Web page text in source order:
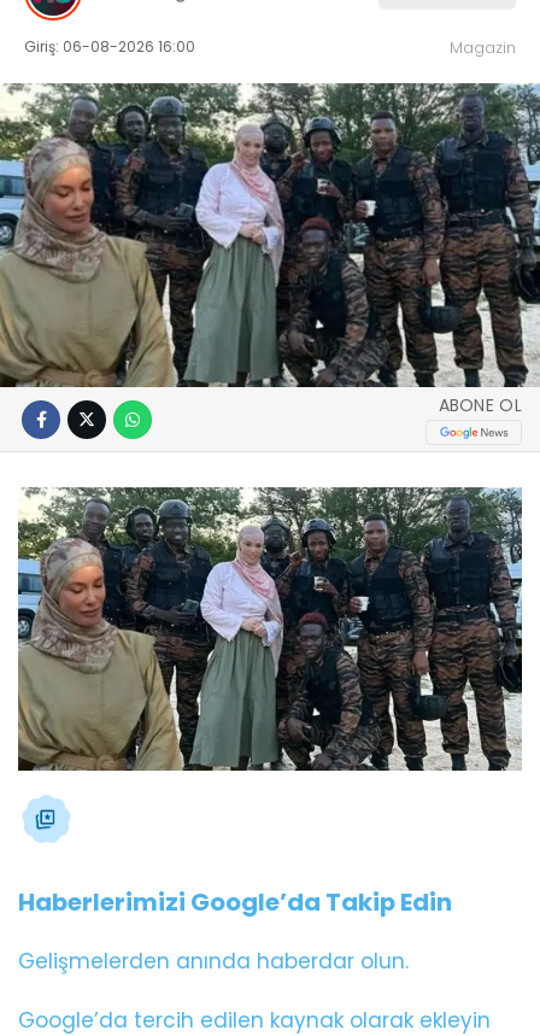
Giriş: 06-08-2026 16:00 Magazin
ABONE OL
Haberlerimizi Google’da Takip Edin
Gelişmelerden anında haberdar olun.
Google’da tercih edilen kaynak olarak ekleyin